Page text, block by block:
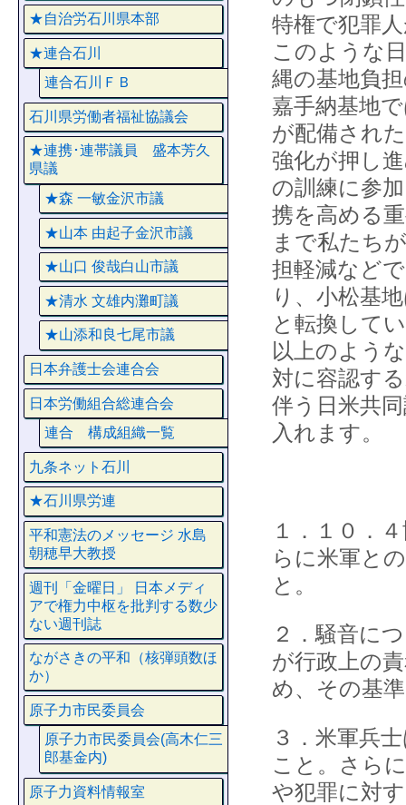
特権で犯罪
このような
縄の基地負
嘉手納基地
が配備され
強化が押し
の訓練に参
携を高める
まで私たち
担軽減など
り、小松基
と転換して
以上のよう
対に容認す
伴う日米共
入れます。
１．１０．
らに米軍と
と。
２．騒音に
が行政上の
め、その基
３．米軍兵
こと。さら
や犯罪に対
★自治労石川県本部
★連合石川
連合石川ＦＢ
石川県労働者福祉協議会
★連携･連帯議員 盛本芳久
県議
★森 一敏金沢市議
★山本 由起子金沢市議
★山口 俊哉白山市議
★清水 文雄内灘町議
★山添和良七尾市議
日本弁護士会連合会
日本労働組合総連合会
連合 構成組織一覧
九条ネット石川
★石川県労連
平和憲法のメッセージ 水島
朝穂早大教授
週刊「金曜日」 日本メディ
アで権力中枢を批判する数少
ない週刊誌
ながさきの平和（核弾頭数ほ
か）
原子力市民委員会
原子力市民委員会(高木仁三
郎基金内)
原子力資料情報室